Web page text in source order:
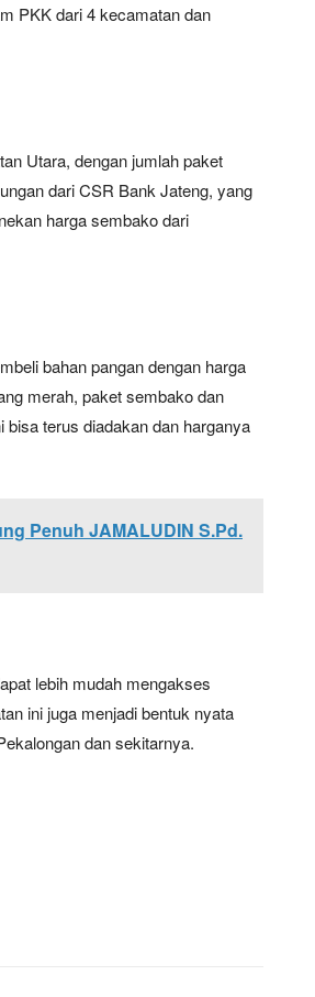
PKK dari 4 kecamatan dan
Utara, dengan jumlah paket
dari CSR Bank Jateng, yang
harga sembako dari
bahan pangan dengan harga
merah, paket sembako dan
bisa terus diadakan dan harganya
Penuh JAMALUDIN S.Pd.
lebih mudah mengakses
ini juga menjadi bentuk nyata
dan sekitarnya.